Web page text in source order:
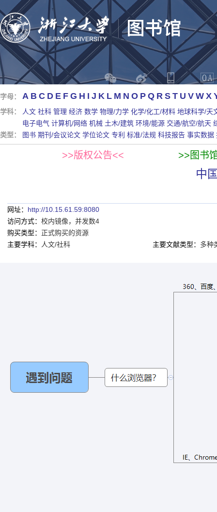
字母： A B C D E F G H I J K L M N O P Q R S T U V W X
学科： 人文 社科 管理 经济 数学 物理/力学 化学/化工/材料 地球科学/天
电子电气 计算机/网络 机械 土木/建筑 环境/能源 交通/航空/航天
类型：
图书 期刊/会议论文 学位论文 专利 标准/法规 科技报告 事实数据
>>版权公告<< >>图书
中
网址： http://10.15.61.59:8080
访问方式： 校内镜像，并发数4
购买类型： 正式购买的资源
主要学科：
人文/社科 主要文献类型： 多种